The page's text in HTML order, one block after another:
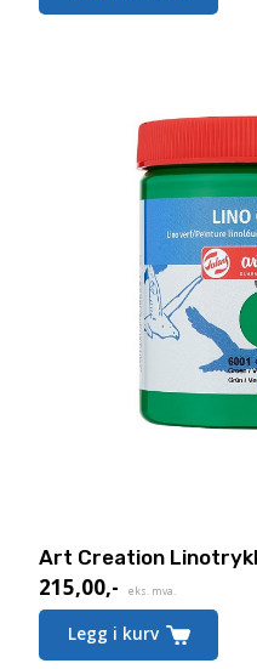
Art Creation
215,00,- eks. mva.
Legg i kurv